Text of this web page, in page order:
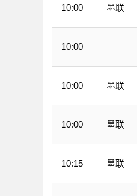
10:00 墨联
10:00
10:00 墨联
10:00 墨联
10:15 墨联